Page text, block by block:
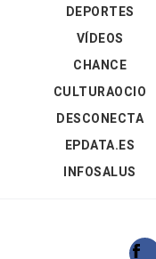
DEPORTES
VÍDEOS
CHANCE
CULTURAOCIO
DESCONECTA
EPDATA.ES
INFOSALUS